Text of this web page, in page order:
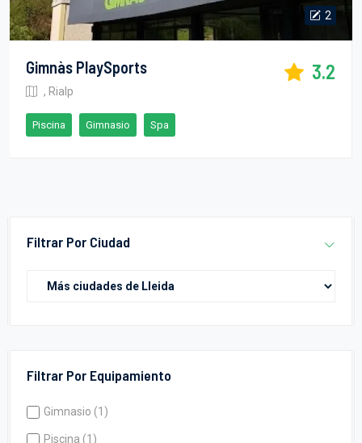
Filtrar Por Ciudad
Filtrar Por Equipamiento
Gimnasio (1)
Piscina (1)
2
Gimnàs PlaySports
, Rialp
3.2
Piscina Gimnasio Spa